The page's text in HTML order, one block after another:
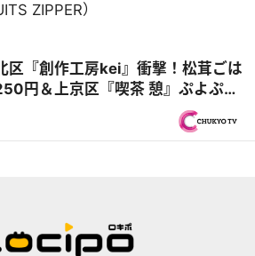
ZIPPER）
区『創作工房kei』衝撃！松茸ごは
円＆上京区『喫茶 憩』ぷよぷよ
レツカレー再び！秋の京都 2,000